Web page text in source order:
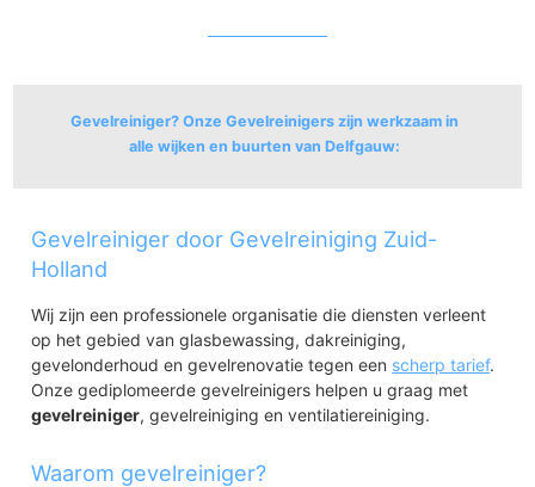
Gevelreiniger? Onze Gevelreinigers zijn werkzaam in
alle wijken en buurten van Delfgauw:
Oud Delfgauw
Emerald
Gevelreiniger door Gevelreiniging Zuid-
Holland
Wij zijn een professionele organisatie die diensten verleent
op het gebied van glasbewassing, dakreiniging,
gevelonderhoud en gevelrenovatie tegen een scherp tarief.
Onze gediplomeerde gevelreinigers helpen u graag met
gevelreiniger, gevelreiniging en ventilatiereiniging.
Waarom gevelreiniger?